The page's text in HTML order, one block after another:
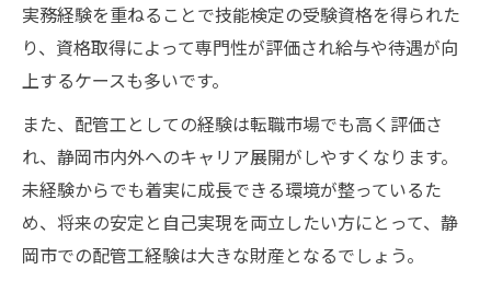
実務経験を重ねることで技能検定の受験資格を得られた
り、資格取得によって専門性が評価され給与や待遇が向
上するケースも多いです。
また、配管工としての経験は転職市場でも高く評価さ
れ、静岡市内外へのキャリア展開がしやすくなります。
未経験からでも着実に成長できる環境が整っているた
め、将来の安定と自己実現を両立したい方にとって、静
岡市での配管工経験は大きな財産となるでしょう。